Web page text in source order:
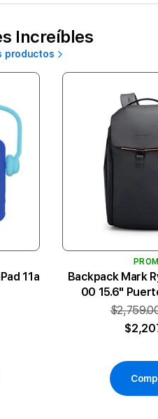
Increíbles
productos
11a
Backpack Mark
00 15.6"